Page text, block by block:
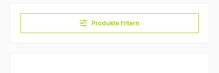
Produkte filtern